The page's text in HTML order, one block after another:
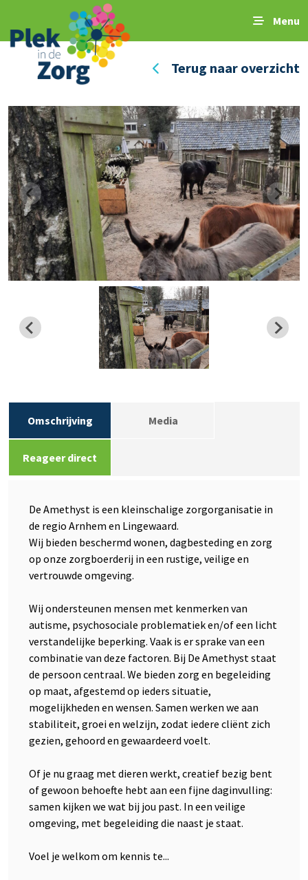
Menu
Terug naar overzicht
Omschrijving Media
Reageer direct
De Amethyst is een kleinschalige zorgorganisatie in
de regio Arnhem en Lingewaard.
Wij bieden beschermd wonen, dagbesteding en zorg
op onze zorgboerderij in een rustige, veilige en
vertrouwde omgeving.
Wij ondersteunen mensen met kenmerken van
autisme, psychosociale problematiek en/of een licht
verstandelijke beperking. Vaak is er sprake van een
combinatie van deze factoren. Bij De Amethyst staat
de persoon centraal. We bieden zorg en begeleiding
op maat, afgestemd op ieders situatie,
mogelijkheden en wensen. Samen werken we aan
stabiliteit, groei en welzijn, zodat iedere cliënt zich
gezien, gehoord en gewaardeerd voelt.
Of je nu graag met dieren werkt, creatief bezig bent
of gewoon behoefte hebt aan een fijne daginvulling:
samen kijken we wat bij jou past. In een veilige
omgeving, met begeleiding die naast je staat.
Voel je welkom om kennis te...